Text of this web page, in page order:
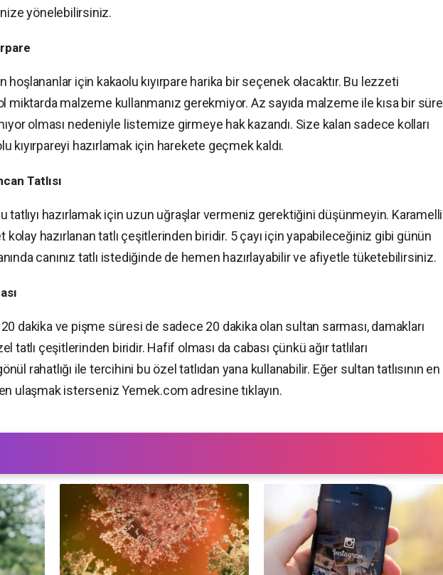
yönelebilirsiniz.
hoşlananlar için kakaolu kıyırpare harika bir seçenek olacaktır. Bu lezzeti
miktarda malzeme kullanmanız gerekmiyor. Az sayıda malzeme ile kısa bir süre
olması nedeniyle listemize girmeye hak kazandı. Size kalan sadece kolları
kıyırpareyi hazırlamak için harekete geçmek kaldı.
Tatlısı
tatlıyı hazırlamak için uzun uğraşlar vermeniz gerektiğini düşünmeyin. Karamelli
kolay hazırlanan tatlı çeşitlerinden biridir. 5 çayı için yapabileceğiniz gibi günün
canınız tatlı istediğinde de hemen hazırlayabilir ve afiyetle tüketebilirsiniz.
dakika ve pişme süresi de sadece 20 dakika olan sultan sarması, damakları
tatlı çeşitlerinden biridir. Hafif olması da cabası çünkü ağır tatlıları
rahatlığı ile tercihini bu özel tatlıdan yana kullanabilir. Eğer sultan tatlısının en
ulaşmak isterseniz Yemek.com adresine tıklayın.